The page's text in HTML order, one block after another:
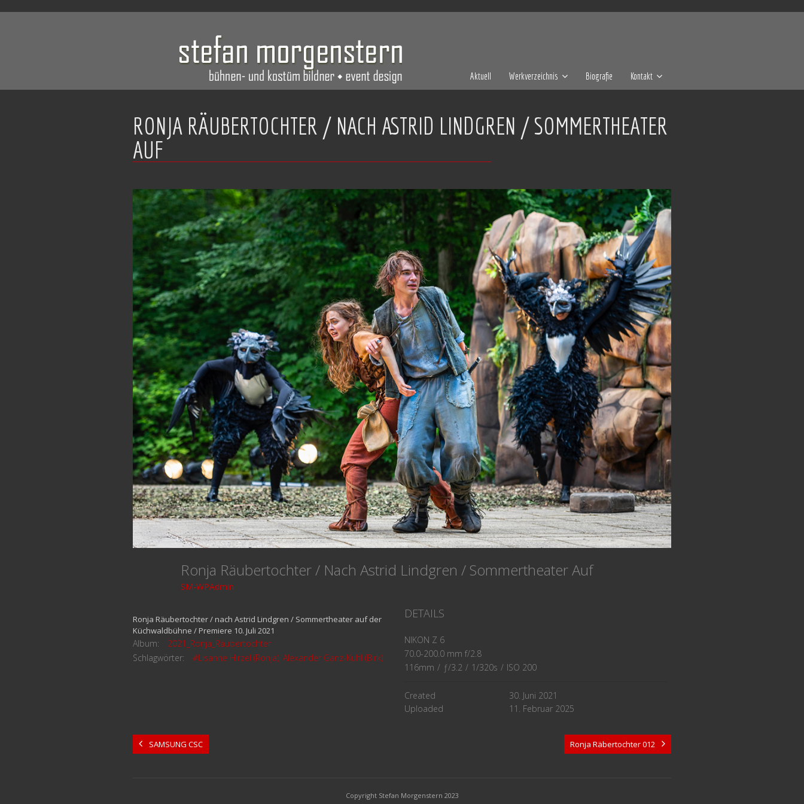
Aktuell Werkverzeichnis Biografie Kontakt
RONJA RÄUBERTOCHTER / NACH ASTRID LINDGREN / SOMMERTHEATER
AUF
Ronja Räubertochter / Nach Astrid Lindgren / Sommertheater Auf
SM-WPAdmin
Ronja Räubertochter / nach Astrid Lindgren / Sommertheater auf der
Küchwaldbühne / Premiere 10. Juli 2021
Album:
2021_Ronja_Räubertochter
Schlagwörter:
#Lisanne Hirzel (Ronja), Alexander Ganz-Kuhl (Birk)
DETAILS
NIKON Z 6
70.0-200.0 mm f/2.8
116mm / ƒ/3.2 / 1/320s / ISO 200
Created
30. Juni 2021
Uploaded
11. Februar 2025
SAMSUNG CSC Ronja Räbertochter 012
Copyright Stefan Morgenstern 2023